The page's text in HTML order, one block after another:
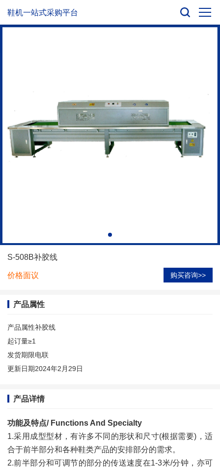
鞋机一站式采购平台
S-508B补胶线
价格面议 购买咨询>>
产品属性
产品属性补胶线
起订量≥1
发货期限电联
更新日期2024年2月29日
产品详情
功能及特点/ Functions And Specialty
1.采用成型型材，有许多不同的形状和尺寸(根据需要)，适
合于前半部分和各种鞋类产品的安排部分的需求。
2.前半部分和可调节的部分的传送速度在1-3米/分钟，亦可